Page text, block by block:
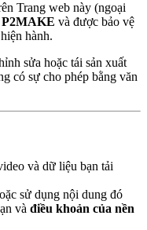
Trang web này (ngoại
P2MAKE và được bảo vệ
hành.
sửa hoặc tái sản xuất
có sự cho phép bằng văn
và dữ liệu bạn tải
sử dụng nội dung đó
và điều khoản của nền